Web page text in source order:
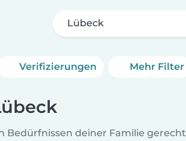
Lübeck
Verifizierungen Mehr Filter
Bedürfnissen deiner Familie gerecht